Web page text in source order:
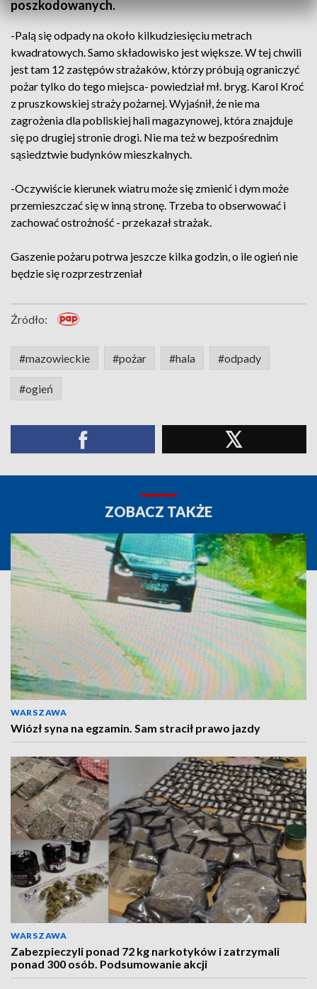
poszkodowanych.
-Palą się odpady na około kilkudziesięciu metrach
kwadratowych. Samo składowisko jest większe. W tej chwili
jest tam 12 zastępów strażaków, którzy próbują ograniczyć
pożar tylko do tego miejsca- powiedział mł. bryg. Karol Kroć
z pruszkowskiej straży pożarnej. Wyjaśnił, że nie ma
zagrożenia dla pobliskiej hali magazynowej, która znajduje
się po drugiej stronie drogi. Nie ma też w bezpośrednim
sąsiedztwie budynków mieszkalnych.
-Oczywiście kierunek wiatru może się zmienić i dym może
przemieszczać się w inną stronę. Trzeba to obserwować i
zachować ostrożność - przekazał strażak.
Gaszenie pożaru potrwa jeszcze kilka godzin, o ile ogień nie
będzie się rozprzestrzeniał
Źródło:
#mazowieckie #pożar #hala #odpady
#ogień
ZOBACZ TAKŻE
WARSZAWA
Wiózł syna na egzamin. Sam stracił prawo jazdy
WARSZAWA
Zabezpieczyli ponad 72 kg narkotyków i zatrzymali
ponad 300 osób. Podsumowanie akcji